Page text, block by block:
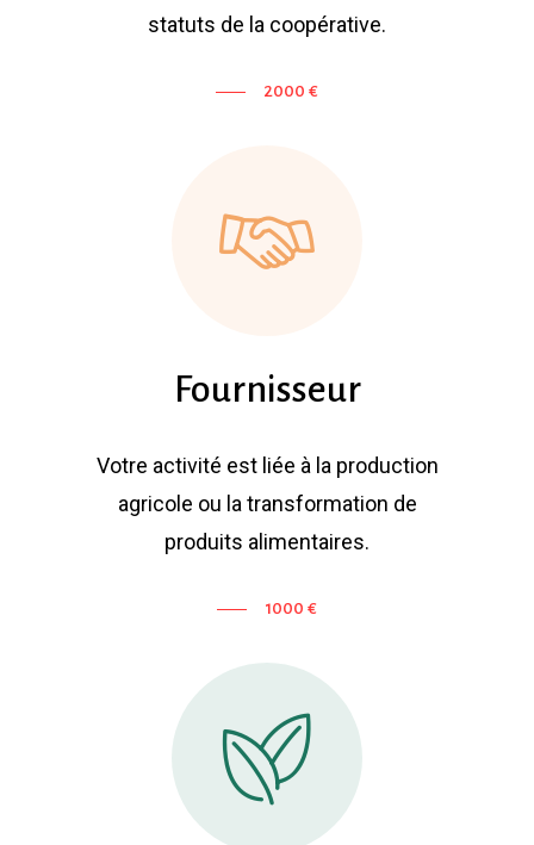
statuts de la coopérative.
2000 €
Fournisseur
Votre activité est liée à la production
agricole ou la transformation de
produits alimentaires.
1000 €